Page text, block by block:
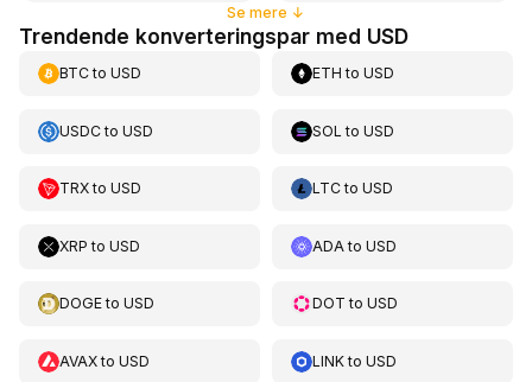
Se mere ↓
Trendende konverteringspar med USD
BTCto USD ETH toUSD
USDCto USD SOL toUSD
TRXto USD LTCtoUSD
XRP to USD ADA toUSD
DOGEto USD DOT toUSD
AVAXto USD LINKtoUSD